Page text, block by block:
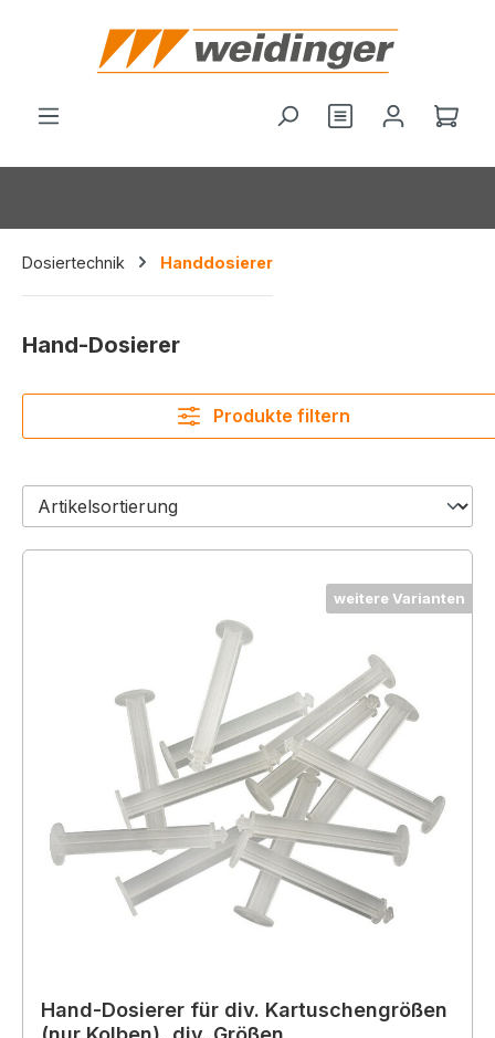
springen
Du hast 0
Dosiertechnik Handdosierer
Hand-Dosierer
Produkte filtern
weitere Varianten
Hand-Dosierer für div. Kartuschengrößen